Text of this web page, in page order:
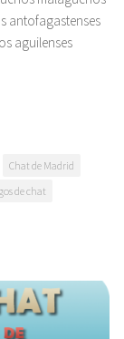
antofagastenses
aguilenses
Chat de Madrid
de chat